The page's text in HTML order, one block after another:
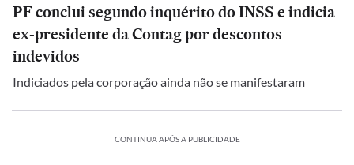
PF conclui segundo inquérito do INSS e indicia
ex-presidente da Contag por descontos
indevidos
Indiciados pela corporação ainda não se manifestaram
CONTINUA APÓS A PUBLICIDADE